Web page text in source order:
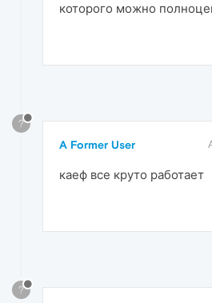
которого можно
?
A Former User
каеф все круто работает
?